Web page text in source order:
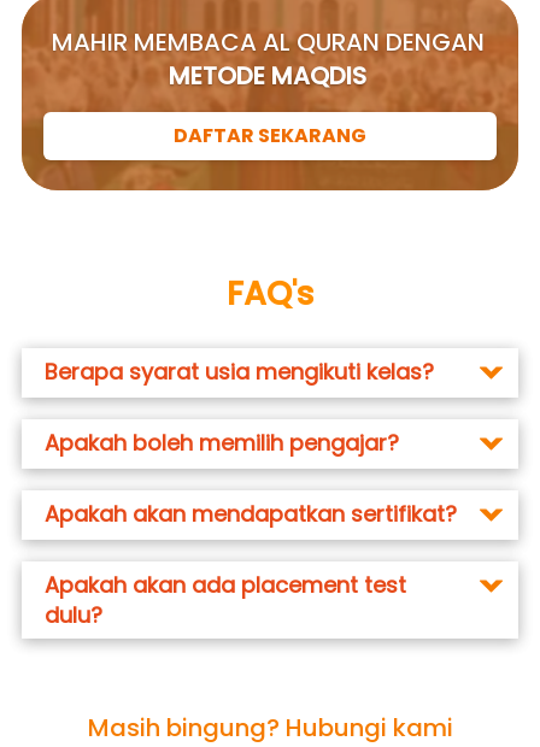
MAHIR MEMBACA AL QURAN DENGAN
METODE MAQDIS
`DAFTAR SEKARANG
FAQ's
Berapa syarat usia mengikuti kelas?
Apakah boleh memilih pengajar?
Apakah akan mendapatkan sertifikat?
Apakah akan ada placement test
dulu?
Masih bingung? Hubungi kami